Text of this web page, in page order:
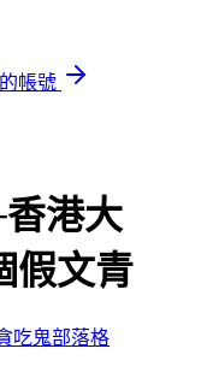
帳號
港大
假文青
吃鬼部落格